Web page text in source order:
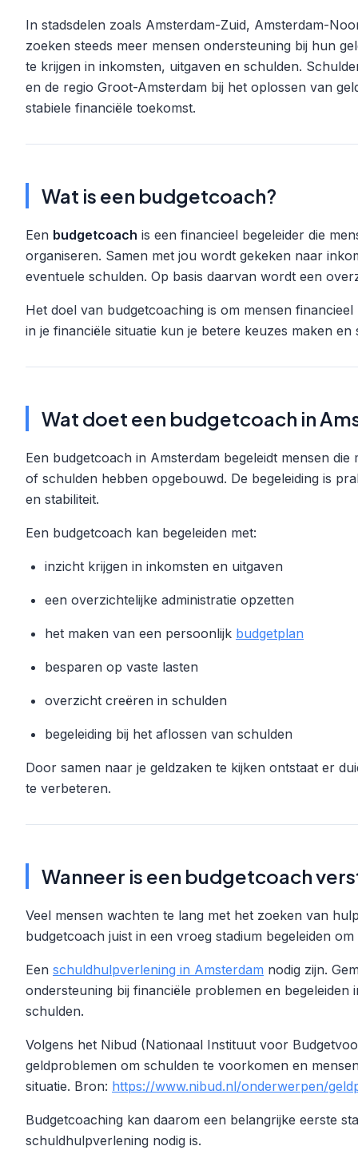
In stadsdelen zoals Amsterdam-Zuid, Amsterdam-
zoeken steeds meer mensen ondersteuning bij hun
te krijgen in inkomsten, uitgaven en schulden.
en de regio Groot-Amsterdam bij het oplossen van
stabiele financiële toekomst.
Wat is een budgetcoach?
Een budgetcoach is een financieel begeleider die
organiseren. Samen met jou wordt gekeken naar
eventuele schulden. Op basis daarvan wordt een
Het doel van budgetcoaching is om mensen
in je financiële situatie kun je betere keuzes maken
Wat doet een budgetcoach in
Een budgetcoach in Amsterdam begeleidt mensen
of schulden hebben opgebouwd. De begeleiding is
en stabiliteit.
Een budgetcoach kan begeleiden met:
inzicht krijgen in inkomsten en uitgaven
een overzichtelijke administratie opzetten
het maken van een persoonlijk budgetplan
besparen op vaste lasten
overzicht creëren in schulden
begeleiding bij het aflossen van schulden
Door samen naar je geldzaken te kijken ontstaat er
te verbeteren.
Wanneer is een budgetcoach
Veel mensen wachten te lang met het zoeken van
budgetcoach juist in een vroeg stadium begeleiden
Een schuldhulpverlening in Amsterdam nodig zijn.
ondersteuning bij financiële problemen en
schulden.
Volgens het Nibud (Nationaal Instituut voor
geldproblemen om schulden te voorkomen en
situatie. Bron: https://www.nibud.nl/onderwerpen/
Budgetcoaching kan daarom een belangrijke eerste
schuldhulpverlening nodig is.